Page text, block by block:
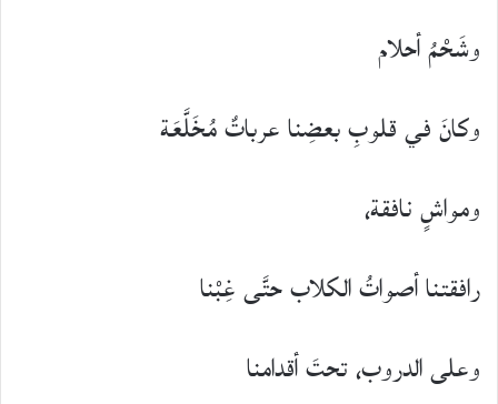
وشَحْمُ أحلام
وكانَ في قلوبِ بعضِنا عرباتٌ مُخَلَّعَة
ومواشٍ نافقة،
رافقتنا أصواتُ الكلاب حتَّى غِبْنا
وعلى الدروب، تحتَ أقدامنا